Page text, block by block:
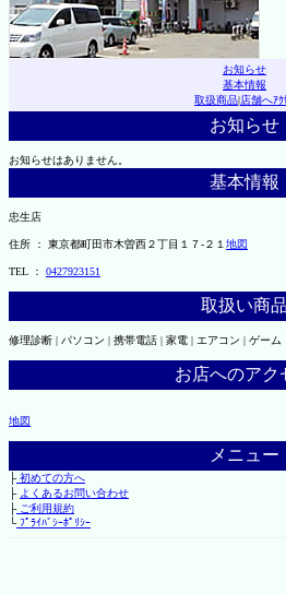
お知らせ
基本情報
取扱商品|店舗へｱｸ
お知らせ
お知らせはありません。
基本情報
忠生店
住所 ： 東京都町田市木曽西２丁目１７-２１ 地図
TEL ： 0427923151
取扱い商品
修理診断 | パソコン | 携帯電話 | 家電 | エアコン | ゲーム
お店へのアク
地図
メニュー
├初めての方へ
├ よくあるお問い合わせ
├ご利用規約
└ﾌﾟﾗｲﾊﾞｼｰﾎﾟﾘｼｰ